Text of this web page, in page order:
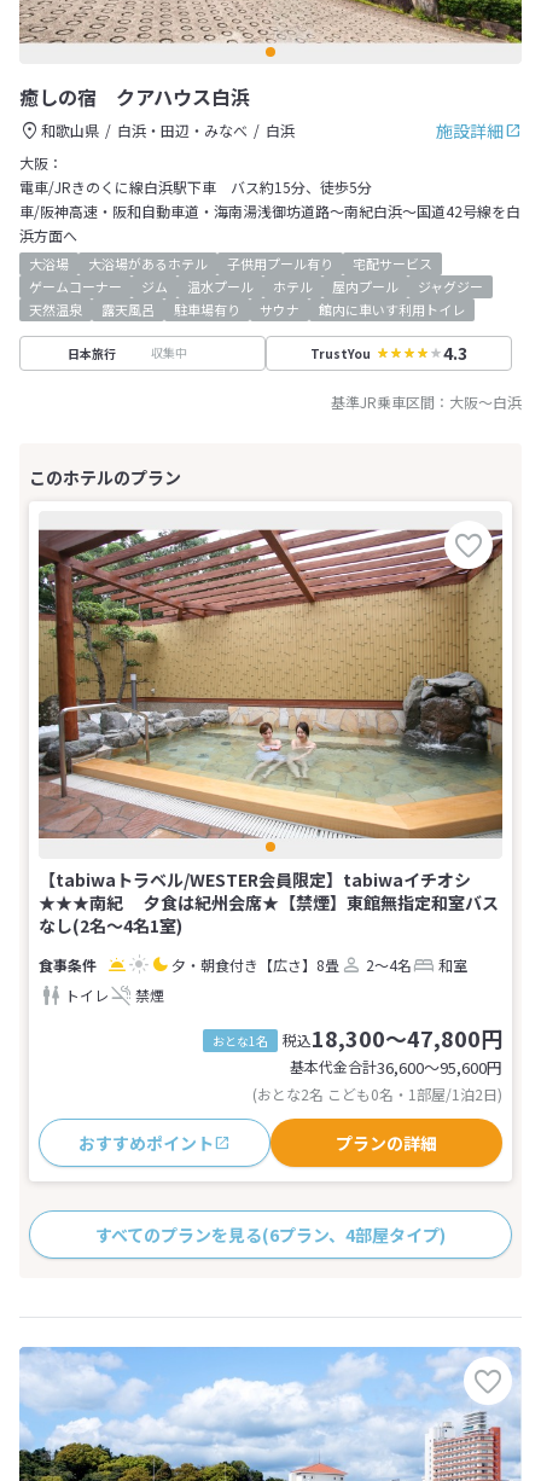
癒しの宿 クアハウス白浜
施設詳細
和歌山県 白浜・田辺・みなべ
白浜
大阪：
電車/JRきのくに線白浜駅下車 バス約15分、徒歩5分
車/阪神高速・阪和自動車道・海南湯浅御坊道路～南紀白浜～国道42号線を白
浜方面へ
大浴場 大浴場があるホテル 子供用プール有り
宅配サービス
ゲームコーナー
ジム 温水プール ホテル 屋内プール
ジャグジー
天然温泉
露天風呂 駐車場有り サウナ 館内に車いす利用トイレ
日本旅行 収集中 TrustYou 4.3
基準JR乗車区間： 大阪～白浜
【tabiwaトラベル/WESTER会員限定】tabiwaイチオシ
★★★南紀 夕食は紀州会席★【禁煙】東館無指定和室バス
なし(2名～4名1室)
夕・朝食付き 【広さ】8畳 2～4名
和室
トイレ
禁煙
おとな1名 税込18,300～47,800円
基本代金合計36,600〜95,600円
(おとな2名 こども0名・1部屋/1泊2日)
おすすめポイント プランの詳細
すべてのプランを見る(6プラン、4部屋タイプ)